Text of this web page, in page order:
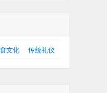
文化 传统礼仪